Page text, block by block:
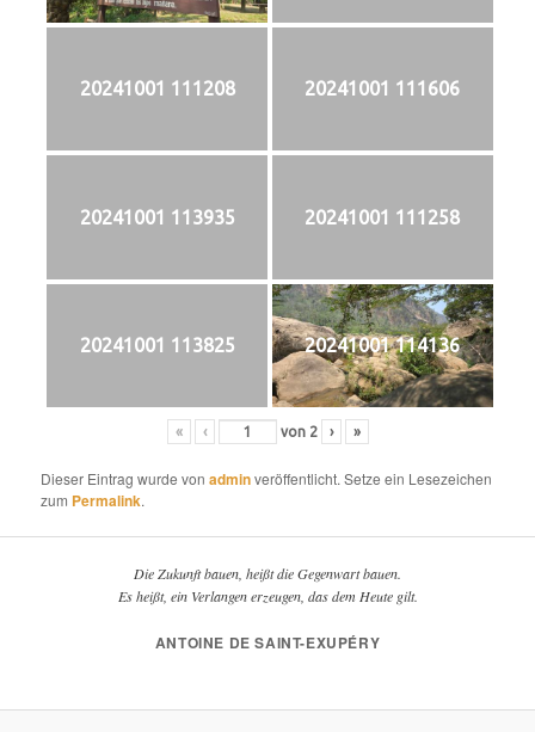
20241001 111208 20241001 111606
20241001 113935 20241001 111258
20241001 113825 20241001 114136
« ‹ von 2 › »
Dieser Eintrag wurde vonadminveröffentlicht. Setze ein Lesezeichen
zum Permalink.
Die Zukunft bauen, heißt die Gegenwart bauen.
Es heißt, ein Verlangen erzeugen, das dem Heute gilt.
ANTOINE DE SAINT-EXUPÉRY